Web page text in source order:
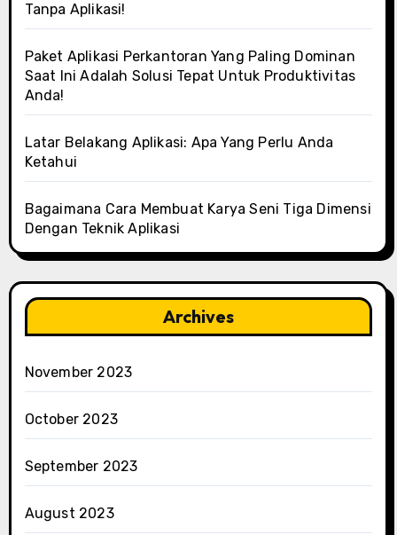
Tanpa Aplikasi!
Paket Aplikasi Perkantoran Yang Paling Dominan
Saat Ini Adalah Solusi Tepat Untuk Produktivitas
Anda!
Latar Belakang Aplikasi: Apa Yang Perlu Anda
Ketahui
Bagaimana Cara Membuat Karya Seni Tiga Dimensi
Dengan Teknik Aplikasi
Archives
November 2023
October 2023
September 2023
August 2023